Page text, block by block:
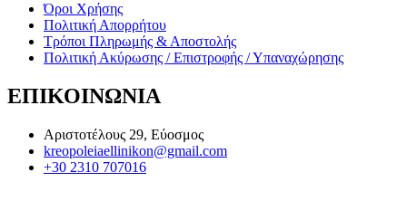
Όροι Χρήσης
Πολιτική Απορρήτου
Τρόποι Πληρωμής & Αποστολής
Πολιτική Ακύρωσης / Επιστροφής / Υπαναχώρησης
ΕΠΙΚΟΙΝΩΝΙΑ
Αριστοτέλους 29, Εύοσμος
kreopoleiaellinikon@gmail.com
+30 2310 707016